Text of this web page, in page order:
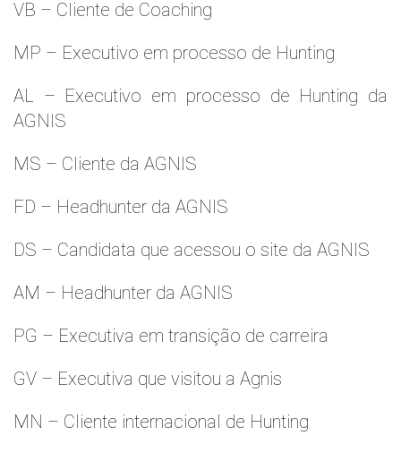
VB – Cliente de Coaching
MP – Executivo em processo de Hunting
AL – Executivo em processo de Hunting da
AGNIS
MS – Cliente da AGNIS
FD – Headhunter da AGNIS
DS – Candidata que acessou o site da AGNIS
AM – Headhunter da AGNIS
PG – Executiva em transição de carreira
GV – Executiva que visitou a Agnis
MN – Cliente internacional de Hunting